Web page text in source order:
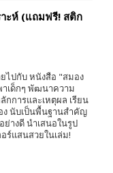
ะห์ (แถมฟรี! สติก
ไปกับ หนังสือ "สมอง
าเด็กๆ พัฒนาความ
การและเหตุผล เรียน
ง นับเป็นพื้นฐานสำคัญ
ย่างดี นำเสนอในรูป
ร์แสนสวยในเล่ม!